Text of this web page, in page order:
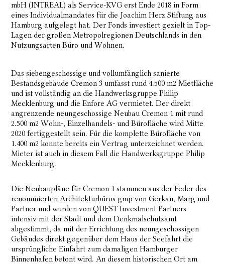
mbH (INTREAL) als Service-KVG erst Ende 2018 in Form
eines Individualmandates für die Joachim Herz Stiftung aus
Hamburg aufgelegt hat. Der Fonds investiert gezielt in Top-
Lagen der großen Metropolregionen Deutschlands in den
Nutzungsarten Büro und Wohnen.
Das siebengeschossige und vollumfänglich sanierte
Bestandsgebäude Cremon 3 umfasst rund 4.500 m2 Mietfläche
und ist vollständig an die Handwerksgruppe Philip
Mecklenburg und die Enfore AG vermietet. Der direkt
angrenzende neungeschossige Neubau Cremon 1 mit rund
2.500 m2 Wohn-, Einzelhandels- und Bürofläche wird Mitte
2020 fertiggestellt sein. Für die komplette Bürofläche von
1.400 m2 konnte bereits ein Vertrag unterzeichnet werden.
Mieter ist auch in diesem Fall die Handwerksgruppe Philip
Mecklenburg.
Die Neubaupläne für Cremon 1 stammen aus der Feder des
renommierten Architekturbüros gmp von Gerkan, Marg und
Partner und wurden von QUEST Investment Partners
intensiv mit der Stadt und dem Denkmalschutzamt
abgestimmt, da mit der Errichtung des neungeschossigen
Gebäudes direkt gegenüber dem Haus der Seefahrt die
ursprüngliche Einfahrt zum damaligen Hamburger
Binnenhafen betont wird. An diesem historischen Ort am